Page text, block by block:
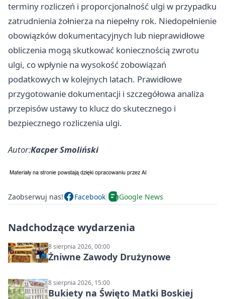
terminy rozliczeń i proporcjonalność ulgi w przypadku
zatrudnienia żołnierza na niepełny rok. Niedopełnienie
obowiązków dokumentacyjnych lub nieprawidłowe
obliczenia mogą skutkować koniecznością zwrotu
ulgi, co wpłynie na wysokość zobowiązań
podatkowych w kolejnych latach. Prawidłowe
przygotowanie dokumentacji i szczegółowa analiza
przepisów ustawy to klucz do skutecznego i
bezpiecznego rozliczenia ulgi.
Autor:Kacper Smoliński
Zaobserwuj nas! Facebook Google News
Nadchodzące wydarzenia
8 sierpnia 2026, 00:00
Żniwne Zawody Drużynowe
8 sierpnia 2026, 15:00
Bukiety na Święto Matki Boskiej